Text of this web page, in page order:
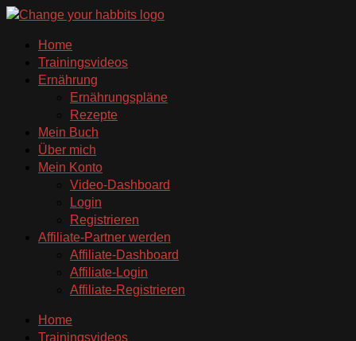
Zum
springenHome
Trainingsvideos
Ernährung
Ernährungspläne
Rezepte
Mein Buch
Über mich
Mein Konto
Video-Dashboard
Login
Registrieren
Affiliate-Partner werden
Affiliate-Dashboard
Affiliate-Login
Affiliate-Registrieren
Home
Trainingsvideos